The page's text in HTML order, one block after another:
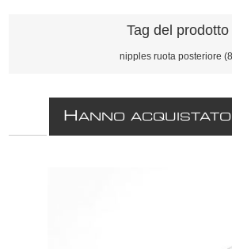
Tag del prodotto
nipples ruota posteriore
H ANNO